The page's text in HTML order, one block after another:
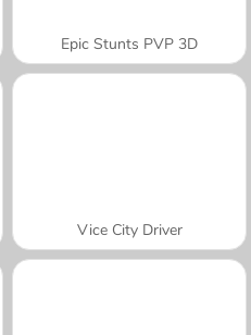
Epic Stunts PVP 3D
Vice City Driver